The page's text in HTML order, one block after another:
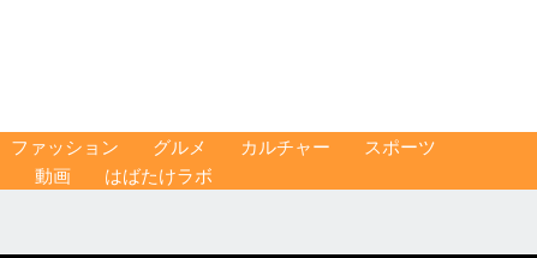
ファッション グルメ カルチャー
スポーツ
動画 はばたけラボ